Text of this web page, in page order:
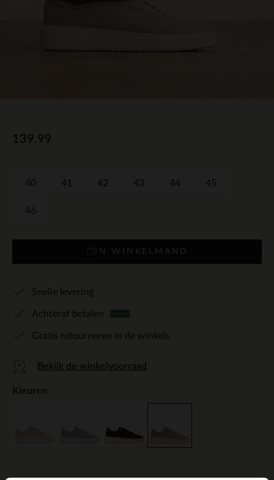
139.99
40 41 42 43 44 45
46
IN WINKELMAND
Snelle levering
Achteraf betalen
Gratis retourneren in de winkels
Bekijk de winkelvoorraad
Kleuren